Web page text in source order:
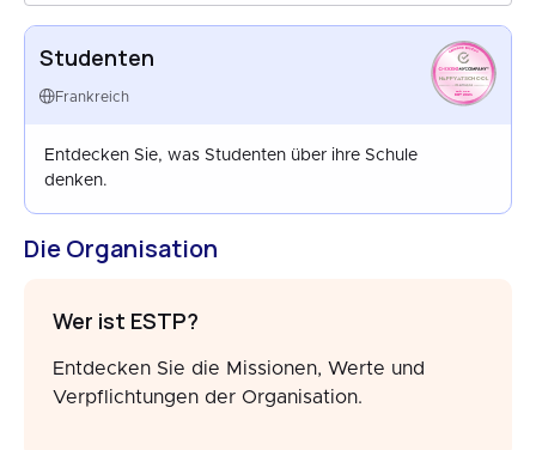
Studenten
Frankreich
HAPPYATSCHOOL
FRANCE
NOV 2025
Entdecken Sie, was Studenten über ihre Schule
denken.
Die Organisation
Wer ist ESTP?
Entdecken Sie die Missionen, Werte und
Verpflichtungen der Organisation.